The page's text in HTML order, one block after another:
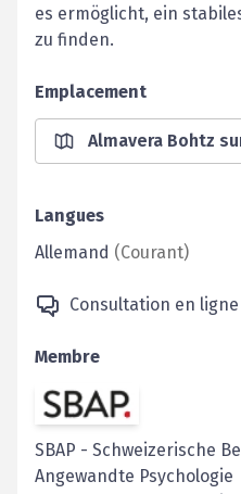
es ermöglicht, ein
zu finden.
Emplacement
Almavera Bohtz
Langues
Allemand (Courant)
Consultation en
Membre
SBAP - Schweizerische
Angewandte Psychologie